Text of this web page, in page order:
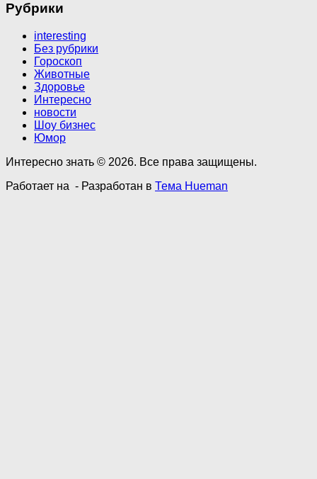
Рубрики
interesting
Без рубрики
Гороскоп
Животные
Здоровье
Интересно
новости
Шоу бизнес
Юмор
Интересно знать © 2026. Все права защищены.
Работает на - Разработан в Тема Hueman